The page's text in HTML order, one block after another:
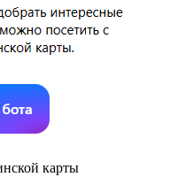
карты